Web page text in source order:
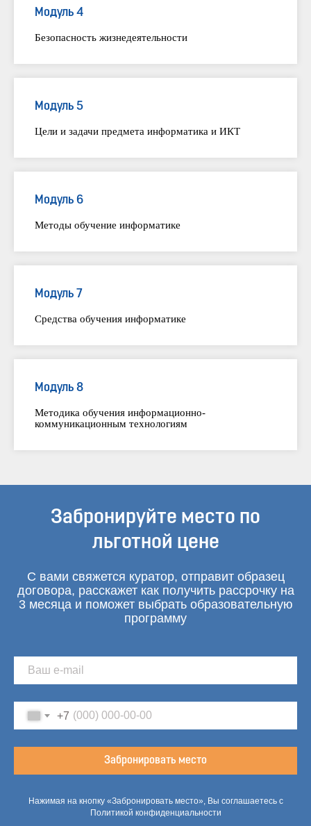
Модуль 4
Безопасность жизнедеятельности
Модуль 5
Цели и задачи предмета информатика и ИКТ
Модуль 6
Методы обучение информатике
Модуль 7
Средства обучения информатике
Модуль 8
Методика обучения информационно-
коммуникационным технологиям
Забронируйте место по
льготной цене
С вами свяжется куратор, отправит образец
договора, расскажет как получить рассрочку на
3 месяца и поможет выбрать образовательную
программу
+7
Забронировать место
Нажимая на кнопку «Забронировать место», Вы соглашаетесь с
Политикой конфиденциальности